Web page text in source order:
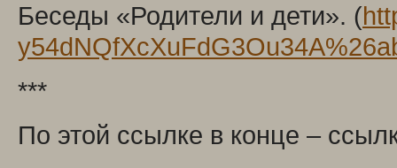
Беседы «Родители и дети». (
***
По этой ссылке в конце –